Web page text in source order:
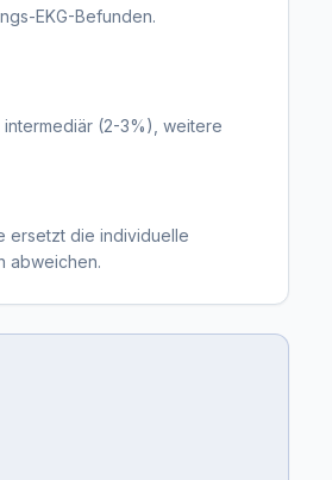
EKG-Befunden.
intermediär (2-3%), weitere
ersetzt die individuelle
abweichen.